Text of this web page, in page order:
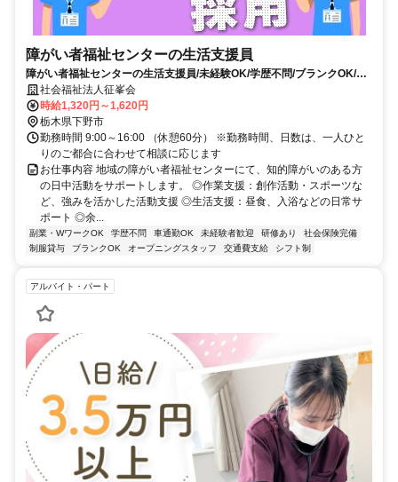
障がい者福祉センターの生活支援員
障がい者福祉センターの生活支援員/未経験OK/学歴不問/ブランクOK/下
野市/11748
社会福祉法人征峯会
時給1,320円～1,620円
栃木県下野市
勤務時間 9:00～16:00 （休憩60分） ※勤務時間、日数は、一人ひと
りのご都合に合わせて相談に応じます
お仕事内容 地域の障がい者福祉センターにて、知的障がいのある方
の日中活動をサポートします。 ◎作業支援：創作活動・スポーツな
ど、強みを活かした活動支援 ◎生活支援：昼食、入浴などの日常サ
ポート ◎余...
副業・WワークOK 学歴不問 車通勤OK 未経験者歓迎 研修あり
社会保険完備
制服貸与
ブランクOK オープニングスタッフ 交通費支給 シフト制
アルバイト・パート